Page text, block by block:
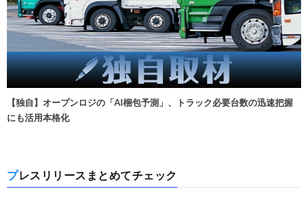
【独自】オープンロジの「AI梱包予測」、トラック必要台数の迅速把握
にも活用本格化
プレスリリースまとめてチェック